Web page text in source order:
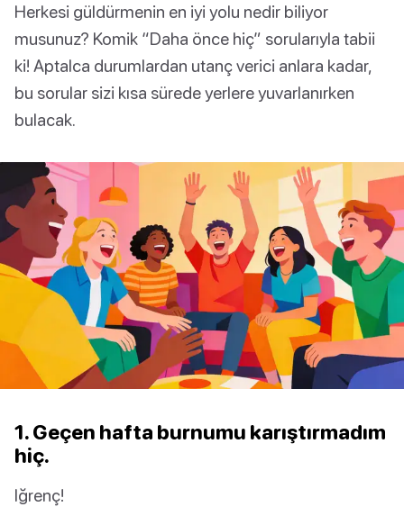
Herkesi güldürmenin en iyi yolu nedir biliyor
musunuz? Komik “Daha önce hiç” sorularıyla tabii
ki! Aptalca durumlardan utanç verici anlara kadar,
bu sorular sizi kısa sürede yerlere yuvarlanırken
bulacak.
1. Geçen hafta burnumu karıştırmadım
hiç.
Iğrenç!